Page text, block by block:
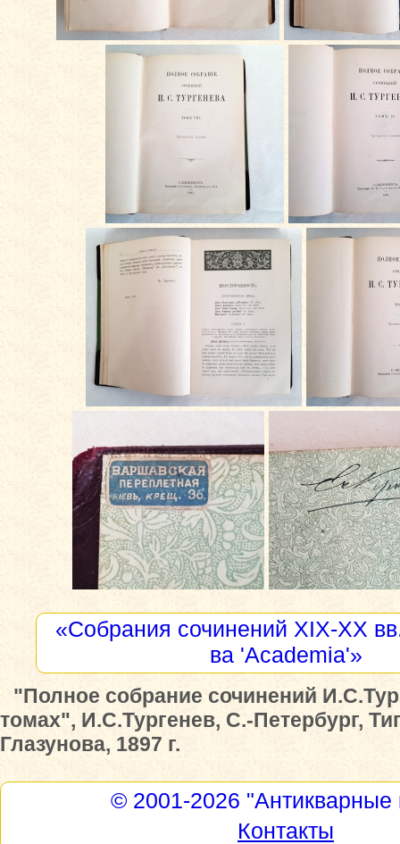
«Собрания сочинений XIX-XX
ва 'Academia'»
"Полное собрание сочинений
томах", И.С.Тургенев, С.-Петербург,
Глазунова, 1897 г.
© 2001-2026 "Антикварные
Контакты